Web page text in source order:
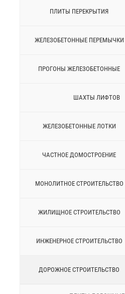
ПЛИТЫ ПЕРЕКРЫТИЯ
ЖЕЛЕЗОБЕТОННЫЕ ПЕРEМЫЧКИ
ПРОГОНЫ ЖЕЛЕЗОБЕТОННЫЕ
ШАХТЫ ЛИФТОВ
ЖЕЛЕЗОБЕТОННЫЕ ЛОТКИ
ЧАСТНОЕ ДОМОСТРОЕНИЕ
МОНОЛИТНОЕ СТРОИТЕЛЬСТВО
ЖИЛИЩНОЕ СТРОИТЕЛЬСТВО
ИНЖЕНЕРНОЕ СТРОИТЕЛЬСТВО
ДОРОЖНОЕ СТРОИТЕЛЬСТВО